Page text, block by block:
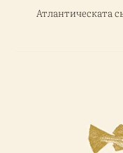
Атлантическата